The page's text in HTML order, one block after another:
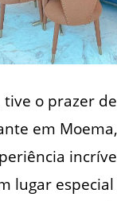
o prazer
em
lugar